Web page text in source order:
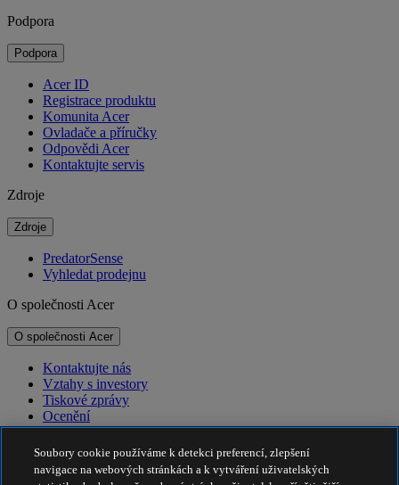
Podpora
Podpora
Acer ID
Registrace produktu
Komunita Acer
Ovladače a příručky
Odpovědi Acer
Kontaktujte servis
Zdroje
Zdroje
PredatorSense
Vyhledat prodejnu
O společnosti Acer
O společnosti Acer
Kontaktujte nás
Vztahy s investory
Tiskové zprávy
Ocenění
Události
Udržitelnost
Soubory cookie používáme k detekci preferencí, zlepšení
navigace na webových stránkách a k vytváření uživatelských